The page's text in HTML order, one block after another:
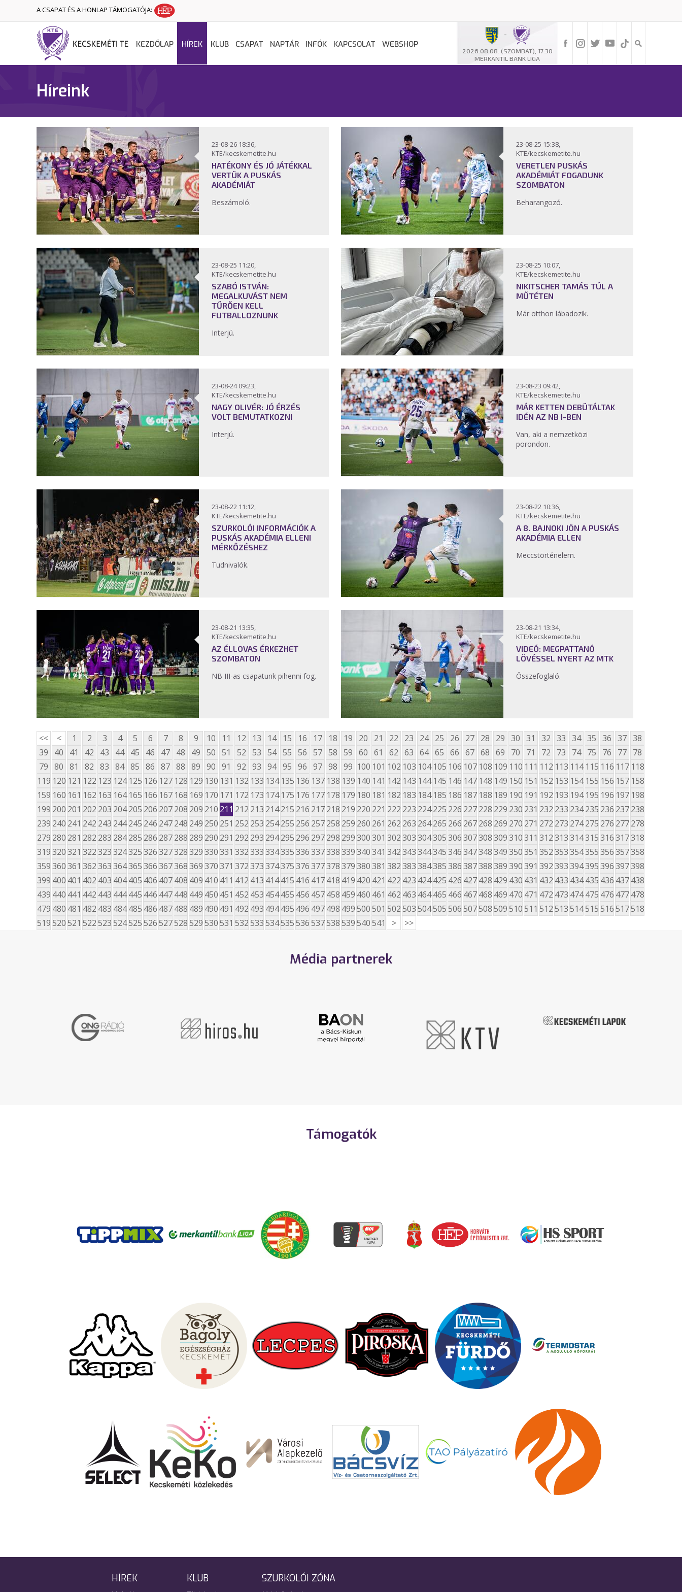
A CSAPAT ÉS A HONLAP TÁMOGATÓJA:
-
2026.08.08. (SZOMBAT), 17:30
MERKANTIL BANK LIGA
KEZDŐLAP HÍREK KLUB CSAPAT NAPTÁR INFÓK KAPCSOLAT WEBSHOP
Híreink
23-08-26 18:36,
KTE/kecskemetite.hu
HATÉKONY ÉS JÓ JÁTÉKKAL
VERTÜK A PUSKÁS
AKADÉMIÁT
Beszámoló.
23-08-25 15:38,
KTE/kecskemetite.hu
VERETLEN PUSKÁS
AKADÉMIÁT FOGADUNK
SZOMBATON
Beharangozó.
23-08-25 11:20,
KTE/kecskemetite.hu
SZABÓ ISTVÁN:
MEGALKUVÁST NEM
TŰRŐEN KELL
FUTBALLOZNUNK
Interjú.
23-08-25 10:07,
KTE/kecskemetite.hu
NIKITSCHER TAMÁS TÚL A
MŰTÉTEN
Már otthon lábadozik.
23-08-24 09:23,
KTE/kecskemetite.hu
NAGY OLIVÉR: JÓ ÉRZÉS
VOLT BEMUTATKOZNI
Interjú.
23-08-23 09:42,
KTE/kecskemetite.hu
MÁR KETTEN DEBÜTÁLTAK
IDÉN AZ NB I-BEN
Van, aki a nemzetközi
porondon.
23-08-22 11:12,
KTE/kecskemetite.hu
SZURKOLÓI INFORMÁCIÓK A
PUSKÁS AKADÉMIA ELLENI
MÉRKŐZÉSHEZ
Tudnivalók.
23-08-22 10:36,
KTE/kecskemetite.hu
A 8. BAJNOKI JÖN A PUSKÁS
AKADÉMIA ELLEN
Meccstörténelem.
23-08-21 13:35,
KTE/kecskemetite.hu
AZ ÉLLOVAS ÉRKEZHET
SZOMBATON
NB III-as csapatunk pihenni fog.
23-08-21 13:34,
KTE/kecskemetite.hu
VIDEÓ: MEGPATTANÓ
LÖVÉSSEL NYERT AZ MTK
Összefoglaló.
<< < 1 2 3 4 5 6 7 8 9 10 11 12 13 14 15 16 17 18 19 20 21 22 23 24 25 26 27 28 29 30 31 32 33 34 35 36 37 38
39
40 41 42 43 44 45 46 47 48 49 50 51 52 53 54 55 56 57 58 59 60 61 62 63 64 65 66 67 68 69 70 71 72 73 74 75 76 77 78
79 80 81 82 83 84 85 86 87 88 89 90 91 92 93 94 95 96 97 98 99 100 101 102 103 104 105 106 107 108 109 110 111 112 113 114 115 116 117 118
119 120 121 122 123 124 125 126 127 128 129 130 131 132 133 134 135 136 137 138 139 140 141 142 143 144 145 146 147 148 149 150 151 152 153 154 155 156 157 158
159 160 161 162 163 164 165 166 167 168 169 170 171 172 173 174 175 176 177 178 179 180 181 182 183 184 185 186 187 188 189 190 191 192 193 194 195 196 197 198
199 200 201 202 203 204205 206 207208 209 210 211 212 213 214215 216 217218 219 220 221 222 223 224225 226 227228 229 230 231 232 233 234235 236 237238
239 240 241 242 243 244245 246 247248 249 250 251 252 253 254255 256 257258 259 260 261 262 263 264265 266 267268 269 270 271 272 273 274275 276 277278
279 280 281 282 283 284285 286 287288 289 290 291 292 293 294295 296 297298 299300301 302303304305306307308309310311 312313314315316317318
319320321 322323324325326327328329330331 332333334335336337338339340341 342343344345346347348349350351 352353354355356357358
359360361 362363364365366367368369370371 372373374375376377378379380381 382383384385386387388389390391 392393394395396397398
399 400 401 402 403 404405 406 407408 409 410 411 412 413 414415 416 417418 419 420 421 422 423 424425 426 427428 429 430 431 432 433 434435 436 437438
439 440 441 442 443 444445 446 447448 449 450 451 452 453 454455 456 457458 459 460 461 462 463 464465 466 467468 469 470 471 472 473 474475 476 477478
479 480 481 482 483 484485 486 487488 489 490 491 492 493 494495 496 497498 499500501 502503504505506507508509510511 512513514515516517518
519520521 522523524525526527528529530531 532533534535536537538539540541 > >>
Média partnerek
Támogatók
HÍREK KLUB SZURKOLÓI ZÓNA